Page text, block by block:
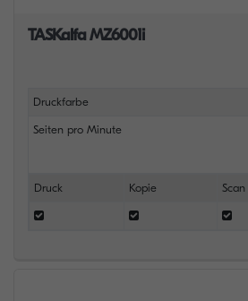
TASKalfa MZ6001i
Druckfarbe
Seiten pro Minute
Druck Kopie Scan